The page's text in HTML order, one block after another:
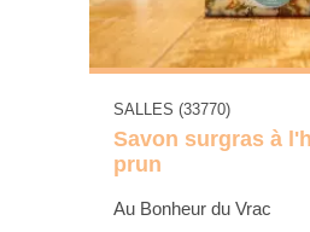
SALLES (33770)
Savon surgras à
prun
Au Bonheur du Vrac